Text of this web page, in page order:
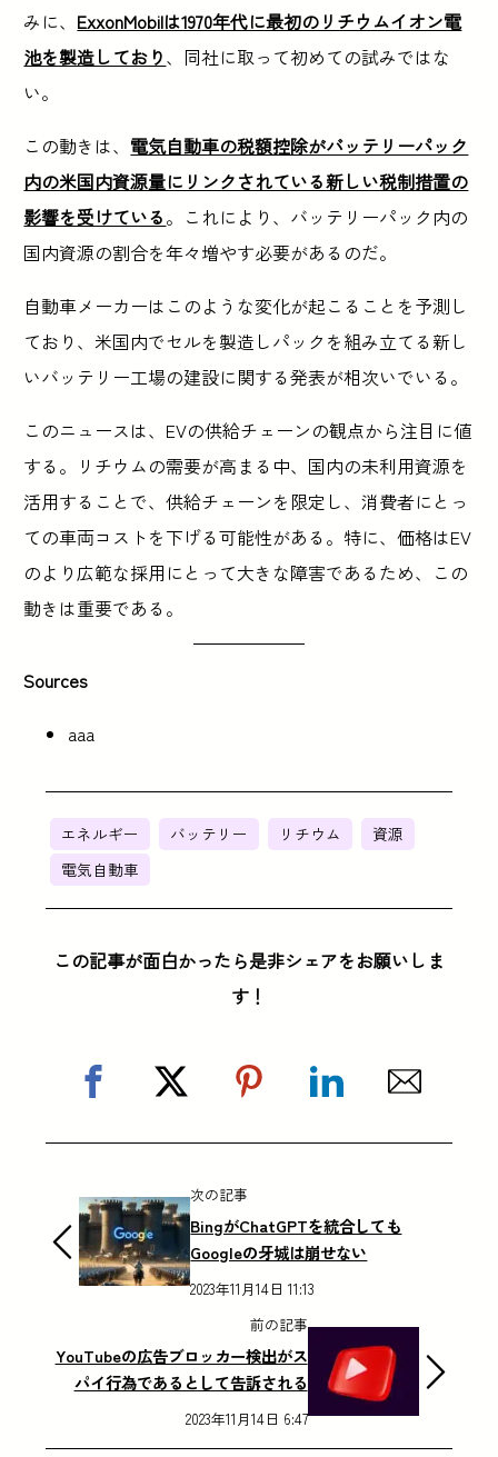
みに、 ExxonMobilは1970年代に最初のリチウムイオン電
池を製造しており、同社に取って初めての試みではな
い。
この動きは、 電気自動車の税額控除がバッテリーパック
内の米国内資源量にリンクされている新しい税制措置の
影響を受けている。これにより、バッテリーパック内の
国内資源の割合を年々増やす必要があるのだ。
自動車メーカーはこのような変化が起こることを予測し
ており、米国内でセルを製造しパックを組み立てる新し
いバッテリー工場の建設に関する発表が相次いでいる。
このニュースは、EVの供給チェーンの観点から注目に値
する。リチウムの需要が高まる中、国内の未利用資源を
活用することで、供給チェーンを限定し、消費者にとっ
ての車両コストを下げる可能性がある。特に、価格はEV
のより広範な採用にとって大きな障害であるため、この
動きは重要である。
Sources
aaa
エネルギー バッテリー リチウム
資源
電気自動車
この記事が面白かったら是非シェアをお願いしま
す！
次の記事
BingがChatGPTを統合しても
Googleの牙城は崩せない
2023年11月14日 11:13
前の記事
YouTubeの広告ブロッカー検出がス
パイ行為であるとして告訴される
2023年11月14日 6:47